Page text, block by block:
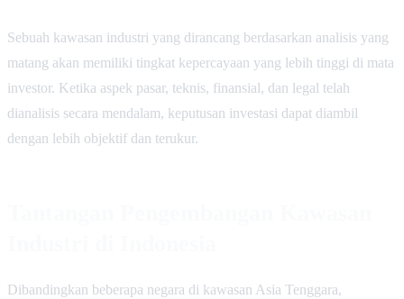
Sebuah kawasan industri yang dirancang berdasarkan analisis yang
matang akan memiliki tingkat kepercayaan yang lebih tinggi di mata
investor. Ketika aspek pasar, teknis, finansial, dan legal telah
dianalisis secara mendalam, keputusan investasi dapat diambil
dengan lebih objektif dan terukur.
Dibandingkan beberapa negara di kawasan Asia Tenggara,